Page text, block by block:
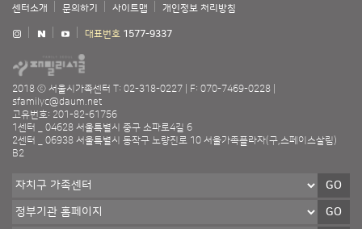
센터소개 문의하기 사이트맵 개인정보 처리방침
대표번호 1577-9337
2018 ⓒ 서울시가족센터 T: 02-318-0227
F: 070-7469-0228
sfamilyc@daum.net
고유번호: 201-82-61756
1센터 _ 04628 서울특별시 중구 소파로4길 6
2센터 _ 06938 서울특별시 동작구 노량진로 10 서울가족플라자(구,스페이스살림)
B2
GO
GO